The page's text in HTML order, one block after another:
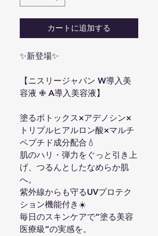
カートに追加する
✨新登場✨
【ニスリージャパン W導入美
容液 ✙ A導入美容液】
塗るボトックス×アデノシン×
トリプルヒアルロン酸×マルチ
ペプチド成分配合💧
肌のハリ・弾力をぐっと引き上
げ、つるんとしたなめらか肌
へ。
紫外線からも守るUVプロテク
ション機能付き☀️
毎日のスキンケアで“塗る美容
医療級”の実感を。